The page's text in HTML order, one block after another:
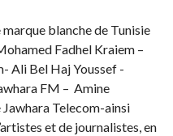
blanche de Tunisie
Fadhel Kraiem –
Ali Bel Haj Youssef -
FM – Amine
Telecom-ainsi
et de journalistes, en